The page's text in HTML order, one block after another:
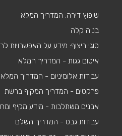
שיפוץ דירה: המדריך המלא
בניה קלה
סוגי ריצוף: מידע על האפשרויות
איטום גגות - המדריך המלא
עבודות אלומיניום - המדריך המלא
פרקטים - המדריך המקיף ברשת
אבנים משתלבות - מידע מקיף
עבודות גבס - המדריך השלם